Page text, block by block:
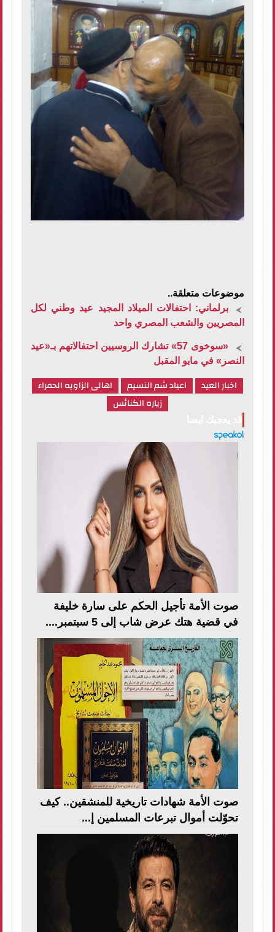
موضوعات متعلقة..
برلماني: احتفالات الميلاد المجيد عيد وطني لكل
المصريين والشعب المصري واحد
«سوخوى 57» تشارك الروسيين احتفالاتهم بـ«عيد
النصر» في مايو المقبل
اخبار العيد اعياد شم النسيم
اهالى الزاويه الحمراء
زياره الكنائس
صوت الأمة تأجيل الحكم على سارة خليفة
في قضية هتك عرض شاب إلى 5 سبتمبر....
صوت الأمة شهادات تاريخية للمنشقين.. كيف
تحوّلت أموال تبرعات المسلمين إ...